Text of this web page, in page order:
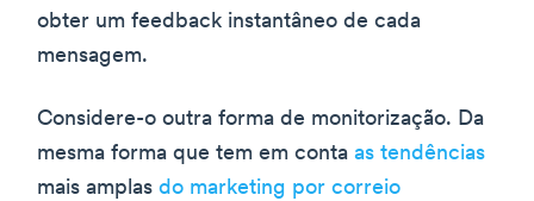
obter um feedback instantâneo de cada
mensagem.
Considere-o outra forma de monitorização. Da
mesma forma que tem em conta as tendências
mais amplas do marketing por correio